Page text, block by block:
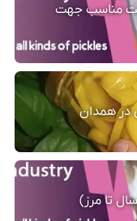
مناسب جهت
در همدان
تا مرز)